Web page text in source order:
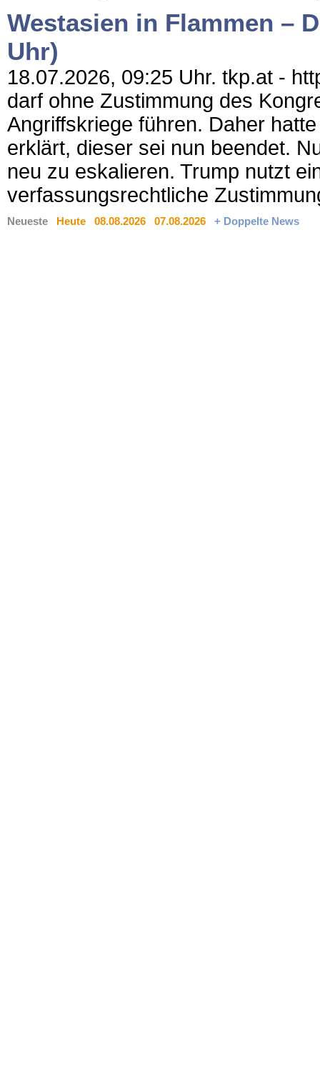
Westasien in Flammen –
Uhr)
18.07.2026, 09:25 Uhr. tkp.at -
darf ohne Zustimmung des
Angriffskriege führen. Daher
erklärt, dieser sei nun beendet.
neu zu eskalieren. Trump nutzt
verfassungsrechtliche
Neueste Heute 08.08.2026 07.08.2026 + Doppelte News